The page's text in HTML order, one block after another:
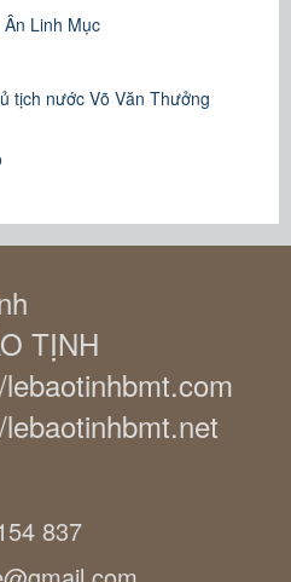
Linh Mục
tịch nước Võ Văn Thưởng
TỊNH
837